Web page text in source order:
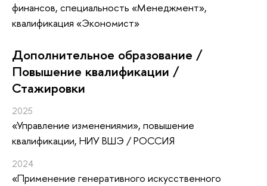
финансов, специальность «Менеджмент»,
квалификация «Экономист»
Дополнительное образование /
Повышение квалификации /
Стажировки
2025
«Управление изменениями», повышение
квалификации, НИУ ВШЭ / РОССИЯ
2024
«Применение генеративного искусственного